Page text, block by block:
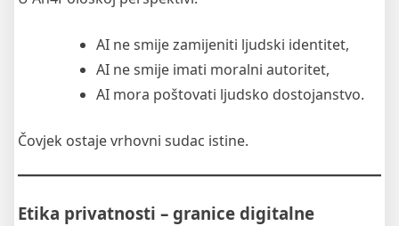
AI ne smije zamijeniti ljudski identitet,
AI ne smije imati moralni autoritet,
AI mora poštovati ljudsko dostojanstvo.
Čovjek ostaje vrhovni sudac istine.
Etika privatnosti – granice digitalne